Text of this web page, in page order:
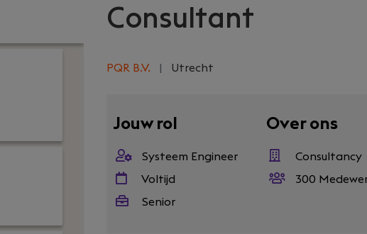
Consultant
PQR B.V. Utrecht
Jouw rol
Systeem Engineer
Voltijd
Senior
Over ons
Consultancy
300